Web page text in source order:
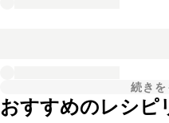
続きを
おすすめのレシピ